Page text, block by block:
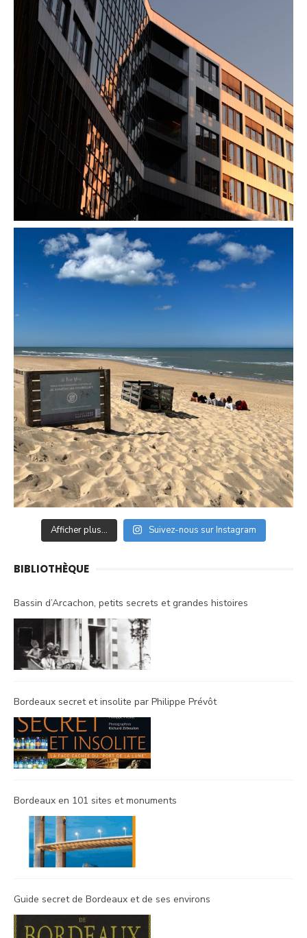
Afficher plus... Suivez-nous sur Instagram
BIBLIOTHÈQUE
Bassin d’Arcachon, petits secrets et grandes histoires
Bordeaux secret et insolite par Philippe Prévôt
Bordeaux en 101 sites et monuments
Guide secret de Bordeaux et de ses environs